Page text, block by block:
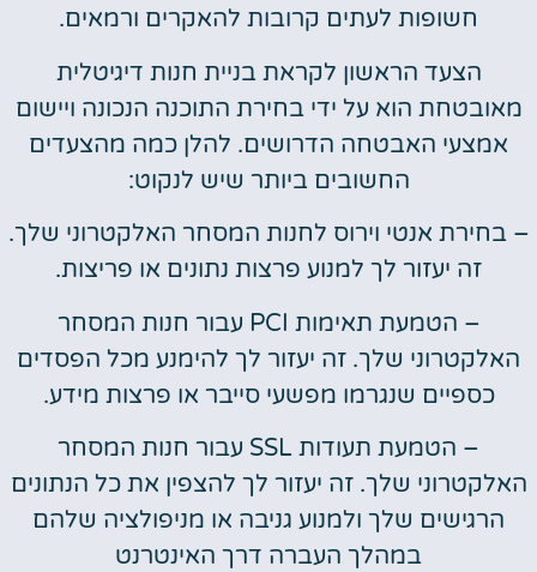
חשופות לעתים קרובות להאקרים ורמאים.
הצעד הראשון לקראת בניית חנות דיגיטלית
מאובטחת הוא על ידי בחירת התוכנה הנכונה ויישום
אמצעי האבטחה הדרושים. להלן כמה מהצעדים
החשובים ביותר שיש לנקוט:
– בחירת אנטי וירוס לחנות המסחר האלקטרוני שלך.
זה יעזור לך למנוע פרצות נתונים או פריצות.
– הטמעת תאימות PCI עבור חנות המסחר
האלקטרוני שלך. זה יעזור לך להימנע מכל הפסדים
כספיים שנגרמו מפשעי סייבר או פרצות מידע.
– הטמעת תעודות SSL עבור חנות המסחר
האלקטרוני שלך. זה יעזור לך להצפין את כל הנתונים
הרגישים שלך ולמנוע גניבה או מניפולציה שלהם
במהלך העברה דרך האינטרנט